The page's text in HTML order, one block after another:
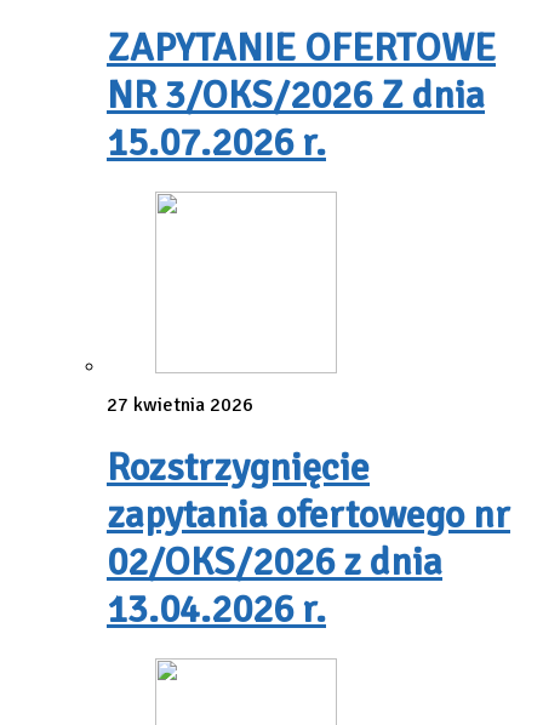
ZAPYTANIE OFERTOWE
NR 3/OKS/2026 Z dnia
15.07.2026 r.
27 kwietnia 2026
Rozstrzygnięcie
zapytania ofertowego nr
02/OKS/2026 z dnia
13.04.2026 r.